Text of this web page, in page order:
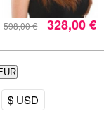
598,00 € 328,00 €
$ USD